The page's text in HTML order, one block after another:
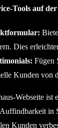
Tools auf der
Dies
Fügen
Kunden von
Webseite
in
Kunden